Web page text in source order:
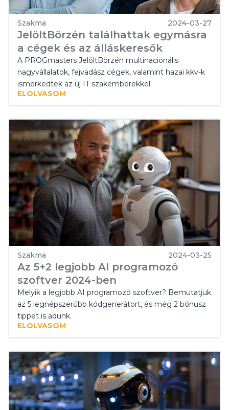
Szakma 2024-03-27
JelöltBörzén találhattak egymásra
a cégek és az álláskeresők
A PROGmasters JelöltBörzén multinacionális
nagyvállalatok, fejvadász cégek, valamint hazai kkv-k
ismerkedtek az új IT szakemberekkel.
ELOLVASOM
Szakma 2024-03-25
Az 5+2 legjobb AI programozó
szoftver 2024-ben
Melyik a legjobb AI programozó szoftver? Bemutatjuk
az 5 legnépszerűbb kódgenerátort, és még 2 bónusz
tippet is adunk.
ELOLVASOM